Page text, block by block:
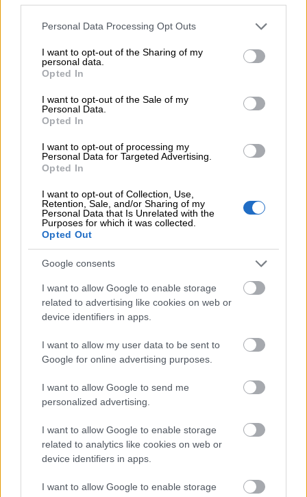
Please note that this website/app uses one or more Google
not limited to your visit or usage behaviour. You may click to
grant or deny consent to Google and its third-party tags to
use your data for below specified purposes in below Google
consent section.
Personal Data Processing Opt Outs
I want to opt-out of the Sharing of my
personal data.
Opted In
I want to opt-out of the Sale of my
Personal Data.
Opted In
I want to opt-out of processing my
Personal Data for Targeted Advertising.
Opted In
I want to opt-out of Collection, Use,
Retention, Sale, and/or Sharing of my
Personal Data that Is Unrelated with the
Purposes for which it was collected.
Opted Out
Google consents
I want to allow Google to enable storage
related to advertising like cookies on web or
device identifiers in apps.
I want to allow my user data to be sent to
Google for online advertising purposes.
I want to allow Google to send me
personalized advertising.
I want to allow Google to enable storage
related to analytics like cookies on web or
device identifiers in apps.
I want to allow Google to enable storage
Ruotsissa ja Norjassa.
Tutustu tarkemmin
Lue lisää Finagon vastuullisuustyöstä
Lue myös päästötavoitteistamme
Lähetä ja vastaanota
verkkolaskut
vaivattomasti
Verkkolaskutus ei ole koskaan ollut
avulla jokainen osaa lähettää ja
vastaanottaa sähköisiä laskuja.
Tutustu verkkolaskutukseen